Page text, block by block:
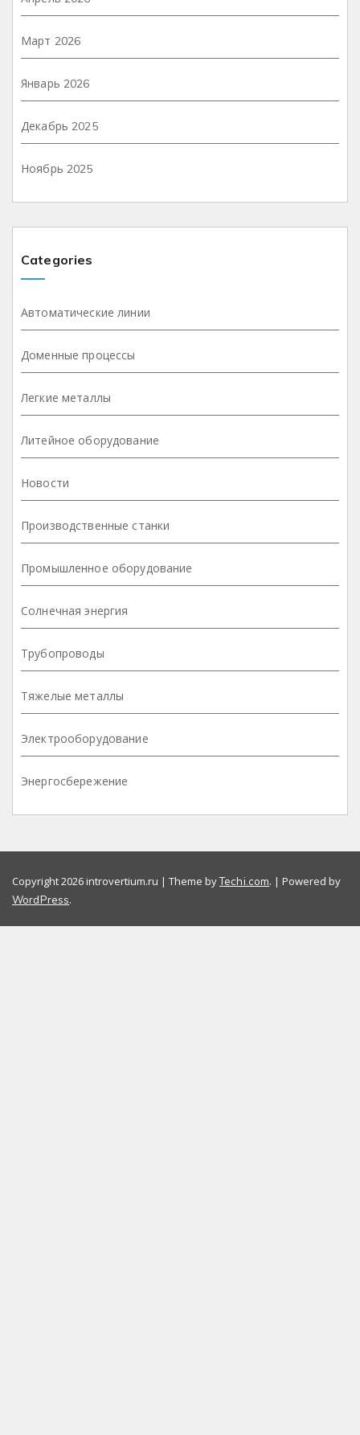
Март 2026
Январь 2026
Декабрь 2025
Ноябрь 2025
Categories
Автоматические линии
Доменные процессы
Легкие металлы
Литейное оборудование
Новости
Производственные станки
Промышленное оборудование
Солнечная энергия
Трубопроводы
Тяжелые металлы
Электрооборудование
Энергосбережение
Copyright 2026 introvertium.ru | Theme byTechi.com. | Powered by
WordPress.